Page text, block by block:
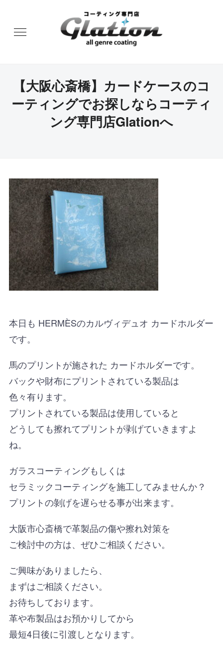
【大阪心斎橋】カードケースのコ
ーティングでお探しならコーティ
ング専門店Glationへ
本日も HERMÈSのカルヴィデュオ カードホルダー
です。
馬のプリントが施された カードホルダーです。
バックや財布にプリントされている製品は
色々有ります。
プリントされている製品は使用していると
どうしても擦れてプリントが剥げていきますよ
ね。
ガラスコーティングもしくは
セラミックコーティングを施工してみませんか？
プリントの剝げを遅らせる事が出来ます。
大阪市心斎橋で革製品の傷や擦れ対策を
ご検討中の方は、ぜひご相談ください。
ご興味がありましたら、
まずはご相談ください。
お待ちしております。
革や布製品はお預かりしてから
最短4日後に引渡しとなります。